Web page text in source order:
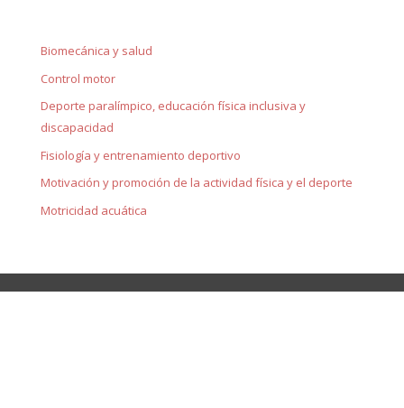
Biomecánica y salud
Control motor
Deporte paralímpico, educación física inclusiva y
discapacidad
Fisiología y entrenamiento deportivo
Motivación y promoción de la actividad física y el deporte
Motricidad acuática